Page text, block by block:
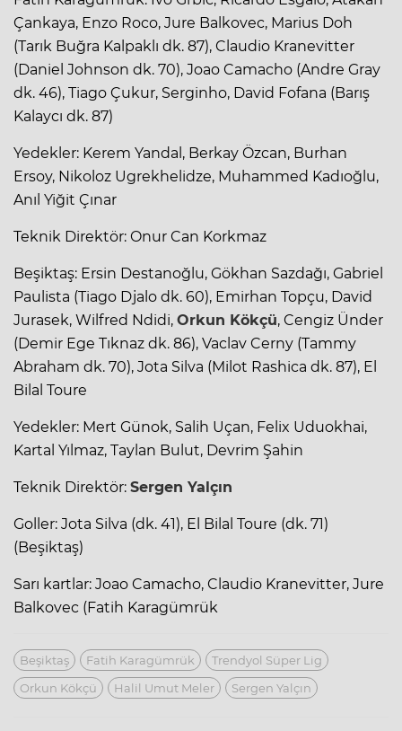
Çankaya, Enzo Roco, Jure Balkovec, Marius Doh
(Tarık Buğra Kalpaklı dk. 87), Claudio Kranevitter
(Daniel Johnson dk. 70), Joao Camacho (Andre Gray
dk. 46), Tiago Çukur, Serginho, David Fofana (Barış
Kalaycı dk. 87)
Yedekler: Kerem Yandal, Berkay Özcan, Burhan
Ersoy, Nikoloz Ugrekhelidze, Muhammed Kadıoğlu,
Anıl Yiğit Çınar
Teknik Direktör: Onur Can Korkmaz
Beşiktaş: Ersin Destanoğlu, Gökhan Sazdağı, Gabriel
Paulista (Tiago Djalo dk. 60), Emirhan Topçu, David
Jurasek, Wilfred Ndidi, Orkun Kökçü, Cengiz Ünder
(Demir Ege Tıknaz dk. 86), Vaclav Cerny (Tammy
Abraham dk. 70), Jota Silva (Milot Rashica dk. 87), El
Bilal Toure
Yedekler: Mert Günok, Salih Uçan, Felix Uduokhai,
Kartal Yılmaz, Taylan Bulut, Devrim Şahin
Teknik Direktör: Sergen Yalçın
Goller: Jota Silva (dk. 41), El Bilal Toure (dk. 71)
(Beşiktaş)
Sarı kartlar: Joao Camacho, Claudio Kranevitter, Jure
Balkovec (Fatih Karagümrük
Beşiktaş Fatih Karagümrük
Trendyol Süper Lig
Orkun Kökçü
Halil Umut Meler Sergen Yalçın